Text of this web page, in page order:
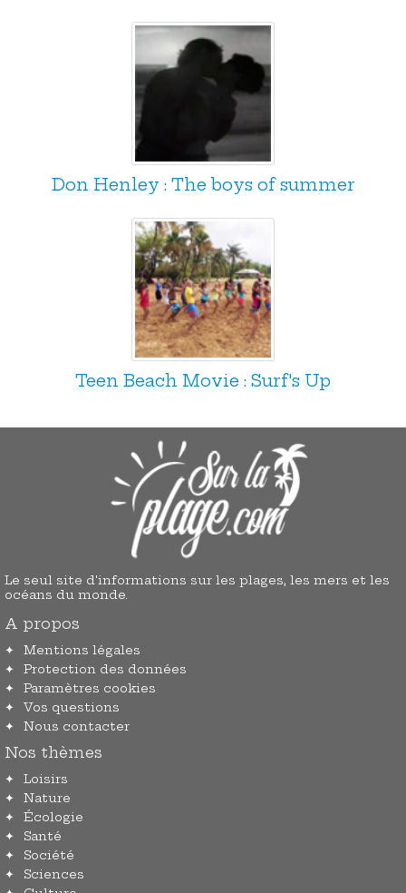
Don Henley : The boys of summer
Teen Beach Movie : Surf's Up
Le seul site d'informations sur les plages, les mers et les
océans du monde.
A propos
Mentions légales
Protection des données
Paramètres cookies
Vos questions
Nous contacter
Nos thèmes
Loisirs
Nature
Écologie
Santé
Société
Sciences